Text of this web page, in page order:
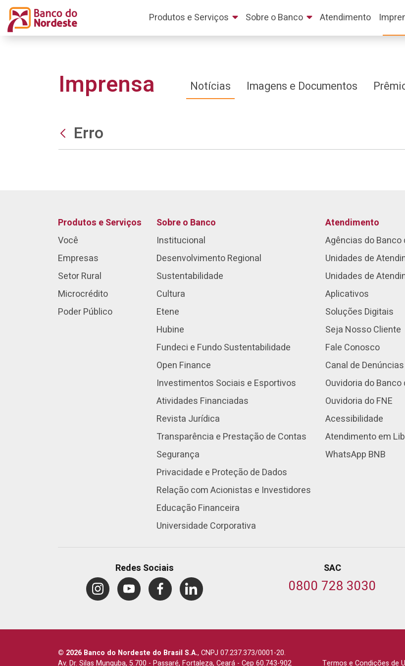
Produtos e Serviços Sobre o Banco Atendimento
Imprensa Notícias Imagens e Documentos
Erro
Produtos e Serviços
Você
Empresas
Setor Rural
Microcrédito
Poder Público
Sobre o Banco
Institucional
Desenvolvimento Regional
Sustentabilidade
Cultura
Etene
Hubine
Fundeci e Fundo Sustentabilidade
Open Finance
Investimentos Sociais e Esportivos
Atividades Financiadas
Revista Jurídica
Transparência e Prestação de Contas
Segurança
Privacidade e Proteção de Dados
Relação com Acionistas e Investidores
Educação Financeira
Universidade Corporativa
Atendimento
Agências do Banco
Unidades de
Unidades de
Aplicativos
Soluções Digitais
Seja Nosso Cliente
Fale Conosco
Canal de Denúncias
Ouvidoria do
Ouvidoria do FNE
Acessibilidade
Atendimento em
WhatsApp BNB
Redes Sociais SAC
0800 728 3030
© 2026 Banco do Nordeste do Brasil S.A., CNPJ 07.237.373/0001-20.
Av. Dr. Silas Munguba, 5.700 - Passaré, Fortaleza, Ceará - Cep 60.743-902 Termos e Condições de